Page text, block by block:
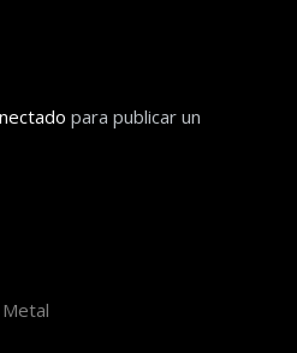
para publicar un